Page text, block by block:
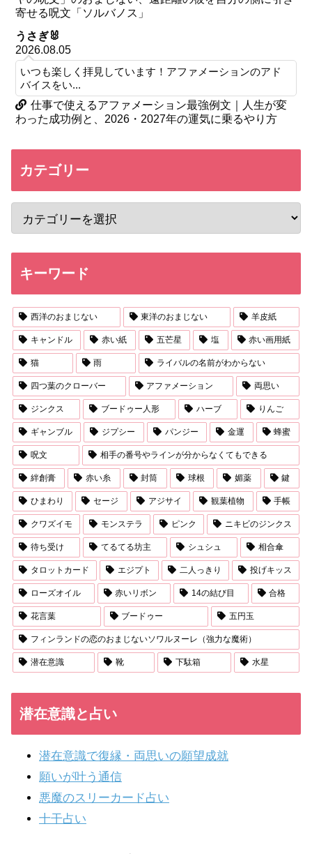
寄せる呪文「ソルバノス」
うさぎ🐰
2026.08.05
いつも楽しく拝見しています！アファメーションのアド
バイスをい...
仕事で使えるアファメーション最強例文｜人生が変
わった成功例と、2026・2027年の運気に乗るやり方
カテゴリー
キーワード
西洋のおまじない 東洋のおまじない 羊皮紙
キャンドル 赤い紙 五芒星 塩 赤い画用紙
猫 雨 ライバルの名前がわからない
四つ葉のクローバー アファメーション 両思い
ジンクス ブードゥー人形 ハーブ りんご
ギャンブル ジプシー パンジー 金運 蜂蜜
呪文 相手の番号やラインが分からなくてもできる
絆創膏 赤い糸 封筒 球根 媚薬 鍵
ひまわり セージ アジサイ 観葉植物 手帳
クワズイモ モンステラ ピンク ニキビのジンクス
待ち受け てるてる坊主 シュシュ 相合傘
タロットカード エジプト 二人っきり 投げキッス
ローズオイル 赤いリボン 14の結び目 合格
花言葉 ブードゥー 五円玉
フィンランドの恋のおまじないソワルヌーレ（強力な魔術）
潜在意識 靴 下駄箱 水星
潜在意識と占い
潜在意識で復縁・両思いの願望成就
願いが叶う通信
悪魔のスリーカード占い
十干占い